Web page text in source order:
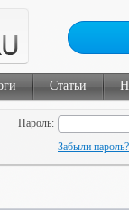
Статьи
Пароль:
Забыли пароль?